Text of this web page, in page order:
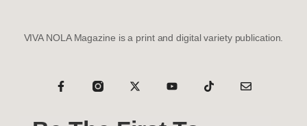
VIVA NOLA Magazine is a print and digital variety publication.